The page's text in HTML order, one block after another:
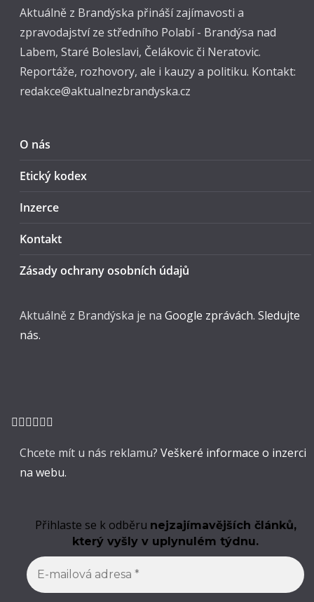
Aktuálně z Brandýska přináší zajímavosti a
zpravodajství ze středního Polabí - Brandýsa nad
Labem, Staré Boleslavi, Čelákovic či Neratovic.
Reportáže, rozhovory, ale i kauzy a politiku. Kontakt:
redakce@aktualnezbrandyska.cz
O nás
Etický kodex
Inzerce
Kontakt
Zásady ochrany osobních údajů
Aktuálně z Brandýska je na Google zprávách. Sledujte
nás.
Chcete mít u nás reklamu? Veškeré informace o inzerci
na webu.
Přihlaste se k odběru nejzajímavějších článků,
který vyšly v uplynulém týdnu.